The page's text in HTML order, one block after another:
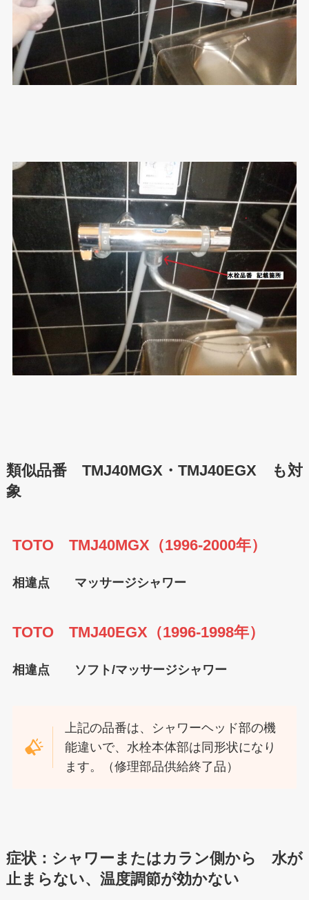
類似品番 TMJ40MGX・TMJ40EGX も対
象
TOTO TMJ40MGX（1996-2000年）
相違点 マッサージシャワー
TOTO TMJ40EGX（1996-1998年）
相違点 ソフト/マッサージシャワー
上記の品番は、シャワーヘッド部の機
能違いで、水栓本体部は同形状になり
ます。（修理部品供給終了品）
症状：シャワーまたはカラン側から 水が
止まらない、温度調節が効かない